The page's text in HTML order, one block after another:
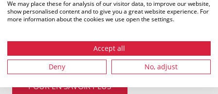
We may place these for analysis of our visitor data, to improve our website,
show personalised content and to give you a great website experience. For
more information about the cookies we use open the settings.
Accept all
Deny No, adjust
Raccords de serrage doubles
POUR EN SAVOIR PLUS